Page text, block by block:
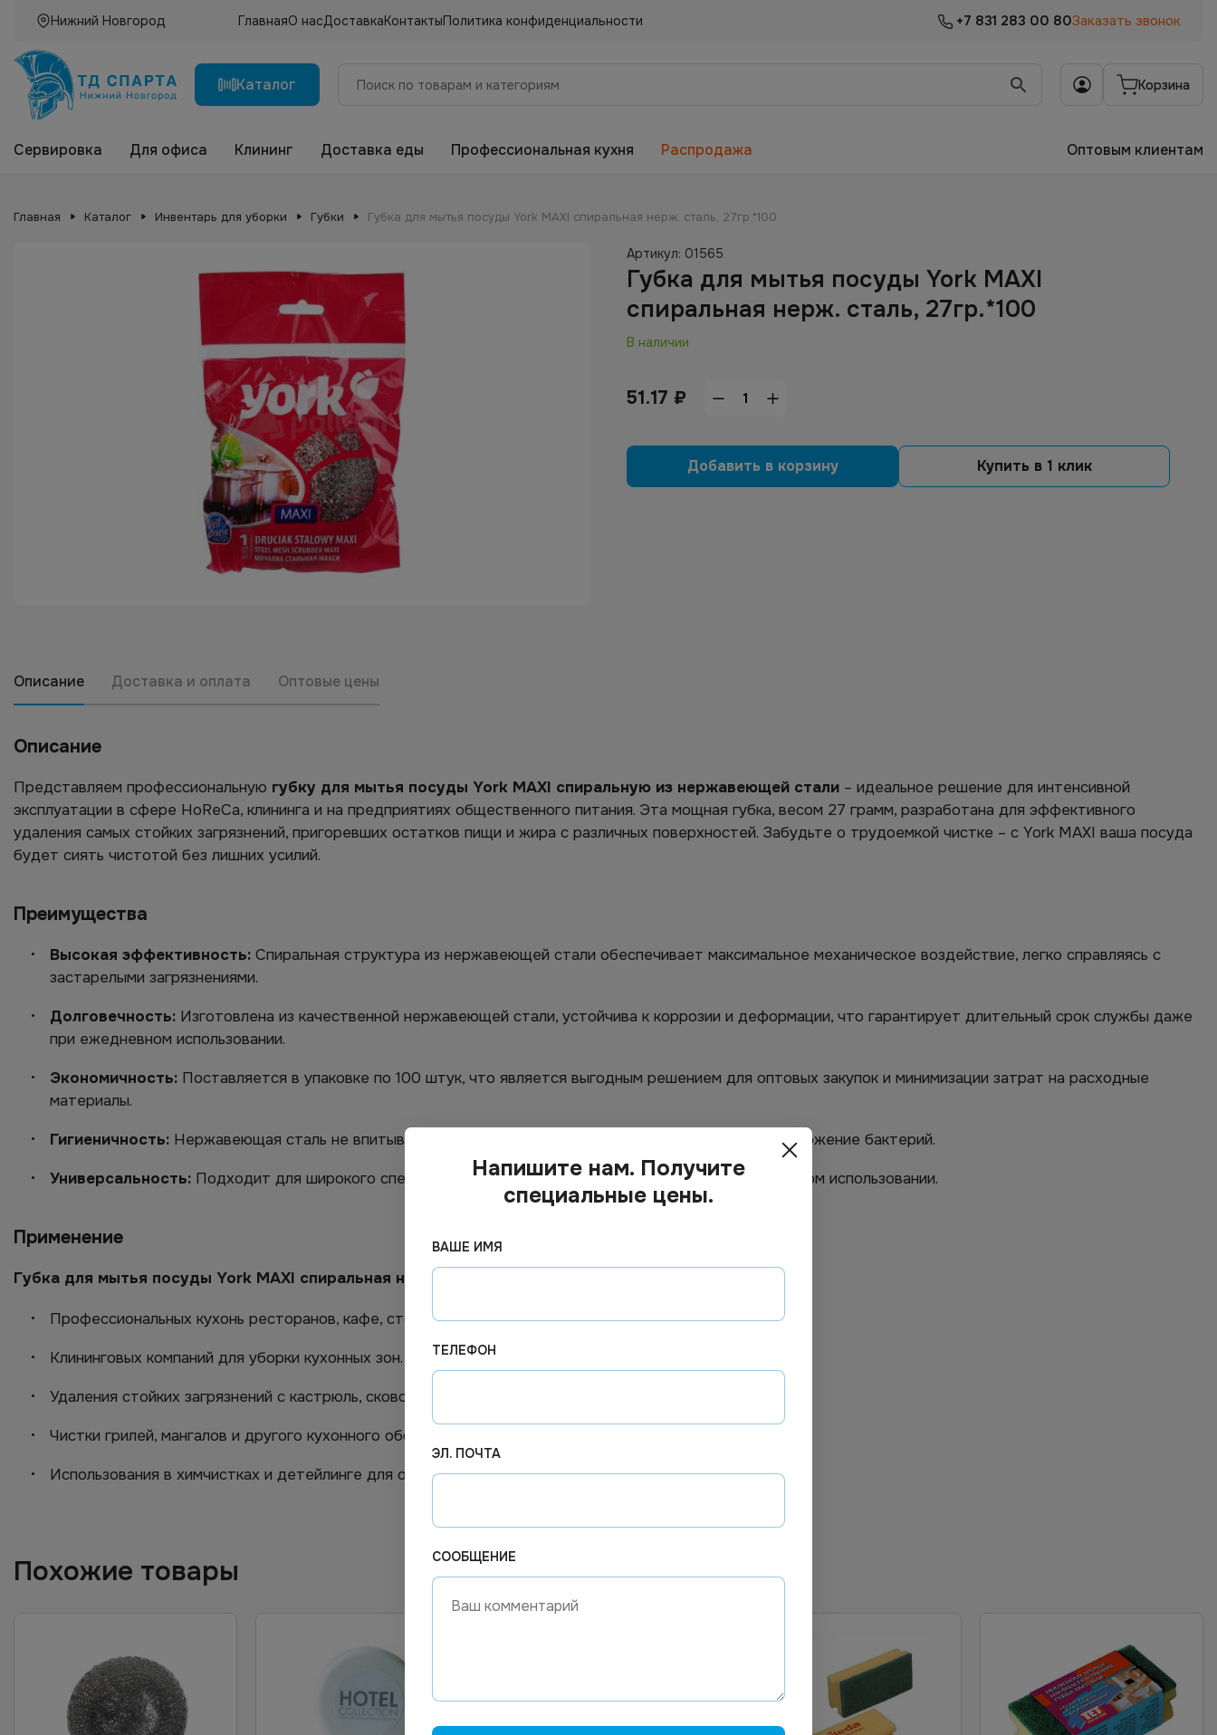
Нижний Новгород ГлавнаяО насДоставкаКонтактыПолитика конфиденциальности +7 831 283 00 80Заказать звонок
Каталог Корзина
Сервировка Для офиса Клининг Доставка еды Профессиональная кухня Распродажа Оптовым клиентам
Главная Каталог Инвентарь для уборки Губки Губка для мытья посуды York МАХI спиральная нерж. сталь, 27гр.*100
Артикул: 01565
Губка для мытья посуды York МАХI
спиральная нерж. сталь, 27гр.*100
В наличии
51.17 ₽
Добавить в корзину Купить в 1 клик
Описание Доставка и оплата Оптовые цены
Описание
Представляем профессиональную губку для мытья посуды York MAXI спиральную из нержавеющей стали – идеальное решение для интенсивной
эксплуатации в сфере HoReCa, клининга и на предприятиях общественного питания. Эта мощная губка, весом 27 грамм, разработана для эффективного
удаления самых стойких загрязнений, пригоревших остатков пищи и жира с различных поверхностей. Забудьте о трудоемкой чистке – с York MAXI ваша посуда
будет сиять чистотой без лишних усилий.
Преимущества
Высокая эффективность: Спиральная структура из нержавеющей стали обеспечивает максимальное механическое воздействие, легко справляясь с
застарелыми загрязнениями.
Долговечность: Изготовлена из качественной нержавеющей стали, устойчива к коррозии и деформации, что гарантирует длительный срок службы даже
при ежедневном использовании.
Экономичность: Поставляется в упаковке по 100 штук, что является выгодным решением для оптовых закупок и минимизации затрат на расходные
материалы.
Гигиеничность: Нержавеющая сталь не впитывает запахи и легко промывается, предотвращая размножение бактерий.
Универсальность: Подходит для широкого спектра поверхностей, не оставляя царапин при правильном использовании.
Применение
Губка для мытья посуды York MAXI спиральная нерж. сталь
Профессиональных кухонь ресторанов, кафе, столовых.
Клининговых компаний для уборки кухонных зон.
Удаления стойких загрязнений с кастрюль, сковородок, противней.
Чистки грилей, мангалов и другого кухонного оборудования.
Использования в химчистках и детейлинге для очистки металлических поверхностей.
Похожие товары
Напишите нам. Получите
специальные цены.
ВАШЕ ИМЯ
ТЕЛЕФОН
ЭЛ. ПОЧТА
СООБЩЕНИЕ